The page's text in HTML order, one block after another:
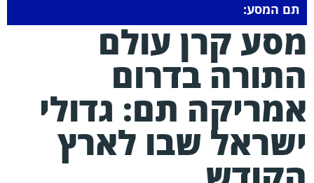
תם המסע:
קרן עולם
בדרום
תם: גדולי
שבו לארץ